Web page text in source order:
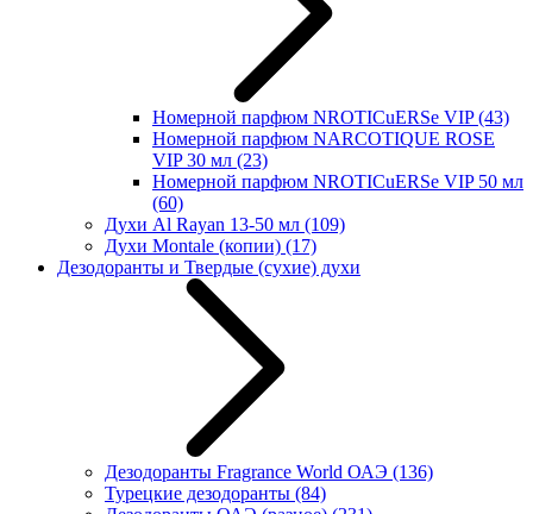
Номерной парфюм NROTICuERSe VIP(43)
Номерной парфюм NARCOTIQUE ROSE
VIP 30 мл (23)
Номерной парфюм NROTICuERSe VIP 50 мл
(60)
Духи Al Rayan 13-50 мл (109)
Духи Montale (копии) (17)
Дезодоранты и Твердые (сухие) духи
Дезодоранты Fragrance World ОАЭ (136)
Турецкие дезодоранты (84)